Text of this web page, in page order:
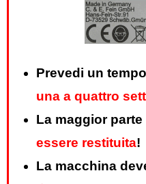
Prevedi un
una a quattro
La maggior
essere restituita!
La macchina